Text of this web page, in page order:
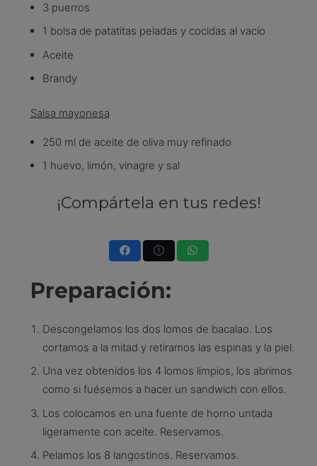
3 puerros
1 bolsa de patatitas peladas y cocidas al vacío
Aceite
Brandy
Salsa mayonesa
250 ml de aceite de oliva muy refinado
1 huevo, limón, vinagre y sal
¡Compártela en tus redes!
Preparación:
Descongelamos los dos lomos de bacalao. Los
cortamos a la mitad y retiramos las espinas y la piel.
Una vez obtenidos los 4 lomos limpios, los abrimos
como si fuésemos a hacer un sand­wich con ellos.
Los colocamos en una fuente de horno untada
ligeramente con aceite. Reservamos.
Pelamos los 8 langostinos. Reservamos.